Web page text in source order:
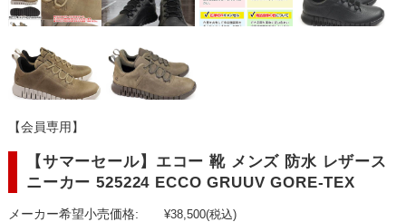
【会員専用】
【サマーセール】エコー 靴 メンズ 防水 レザース
ニーカー 525224 ECCO GRUUV GORE-TEX
メーカー希望小売価格: ¥38,500(税込)